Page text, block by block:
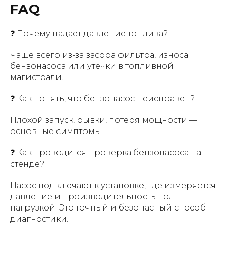
FAQ
❓ Почему падает давление топлива?
Чаще всего из-за засора фильтра, износа
бензонасоса или утечки в топливной
магистрали.
❓ Как понять, что бензонасос неисправен?
Плохой запуск, рывки, потеря мощности —
основные симптомы.
❓ Как проводится проверка бензонасоса на
стенде?
Насос подключают к установке, где измеряется
давление и производительность под
нагрузкой. Это точный и безопасный способ
диагностики.